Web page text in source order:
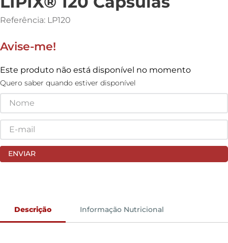
Referência: LP120
Este produto não está disponível no momento
Quero saber quando estiver disponível
ENVIAR
Descrição Informação Nutricional